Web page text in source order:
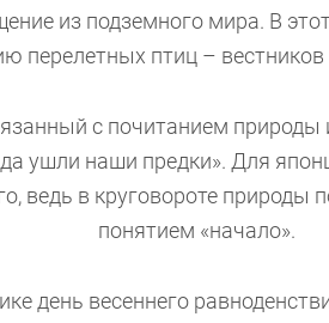
из подземного мира. В
перелетных птиц –
с почитанием природы
ушли наши предки». Для
ведь в круговороте природы
понятием «начало».
день весеннего